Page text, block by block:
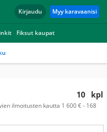
Kirjaudu Myy karavaanisi
Fiksut kaupat
10 kpl
ilmoitusten kautta 1 600 € - 168